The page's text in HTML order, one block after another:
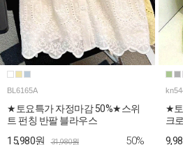
BL6165A
★토요특가 자정마감 50%★스위
트 펀칭 반팔 블라우스
15,980원 31,980원 50%
★
크